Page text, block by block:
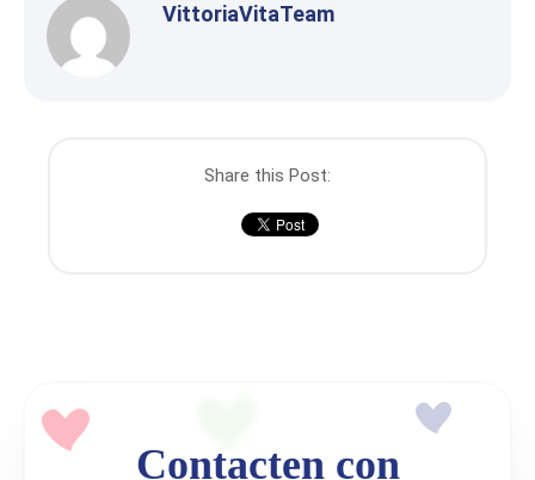
VittoriaVitaTeam
Share this Post:
Contacten con